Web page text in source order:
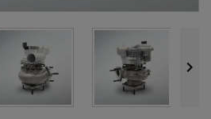
